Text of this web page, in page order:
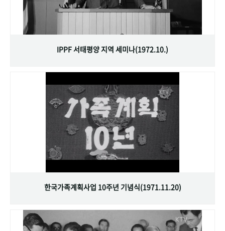
IPPF 서태평양 지역 세미나(1972.10.)
한국가족계획사업 10주년 기념식(1971.11.20)